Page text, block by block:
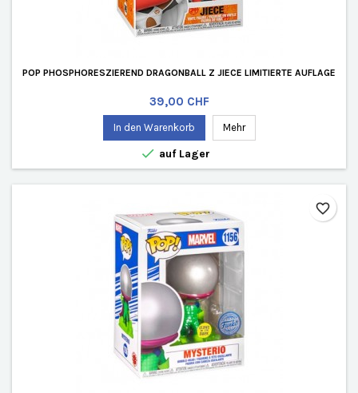
POP PHOSPHORESZIEREND DRAGONBALL Z JIECE LIMITIERTE AUFLAGE
Preis
39,00 CHF
In den Warenkorb Mehr
 auf Lager
favorite_border